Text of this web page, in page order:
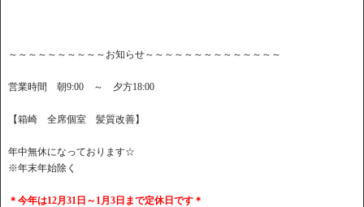
～～～～～～～～～～お知らせ～～～～～～～～～～～～～～
営業時間 朝9:00 ～ 夕方18:00
【箱崎 全席個室 髪質改善】
年中無休になっております☆
※年末年始除く
＊今年は12月31日～1月3日まで定休日です＊